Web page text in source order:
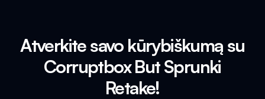
Atverkite savo kūrybiškumą su
Corruptbox But Sprunki
Retake!